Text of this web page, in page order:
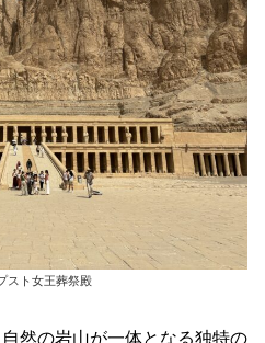
スト女王葬祭殿
然の岩山が一体となる独特の